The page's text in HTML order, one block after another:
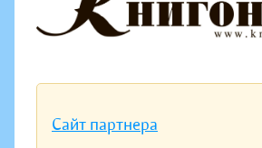
Сайт партнера